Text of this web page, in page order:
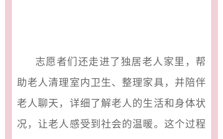
志愿者们还走进了独居老人家里，帮
助老人清理室内卫生、整理家具，并陪伴
老人聊天，详细了解老人的生活和身体状
况，让老人感受到社会的温暖。这个过程